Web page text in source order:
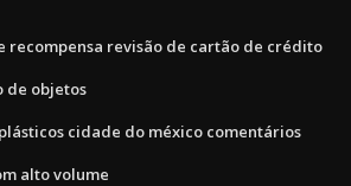
revisão de cartão de crédito
de objetos
cidade do méxico comentários
alto volume